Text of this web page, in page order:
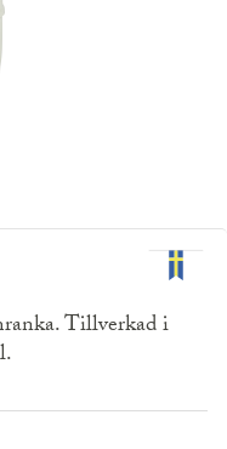
Tillverkad i